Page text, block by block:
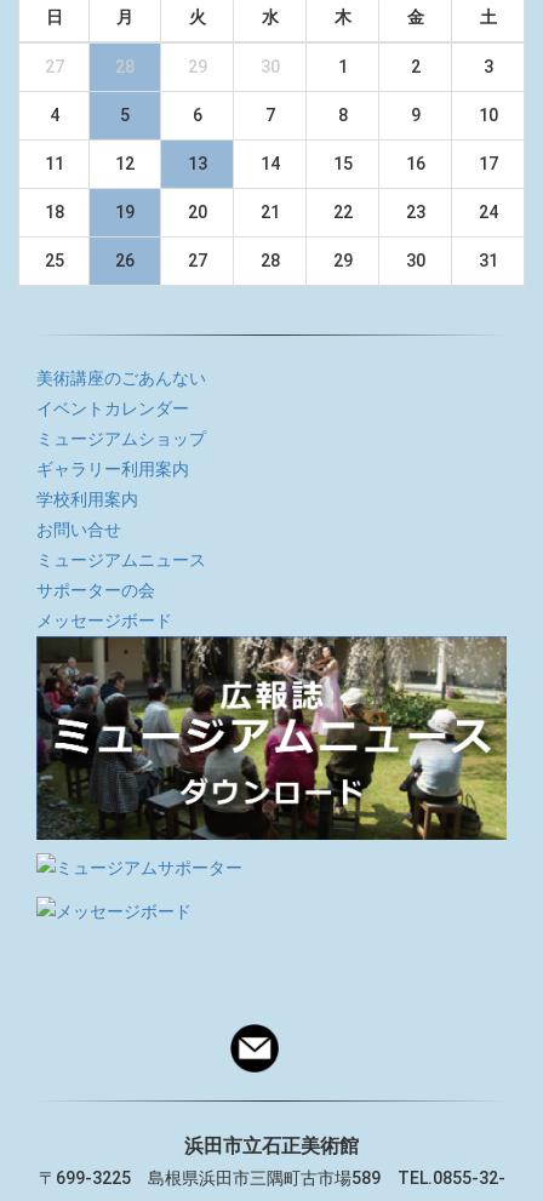
日 月 火 水 木 金 土
27 28 29 30 1 2 3
4 5 6 7 8 9 10
11 12 13 14 15 16 17
18 19 20 21 22 23 24
25 26 27 28 29 30 31
美術講座のごあんない
イベントカレンダー
ミュージアムショップ
ギャラリー利用案内
学校利用案内
お問い合せ
ミュージアムニュース
サポーターの会
メッセージボード
浜田市立石正美術館
〒699-3225 島根県浜田市三隅町古市場589 TEL.0855-32-